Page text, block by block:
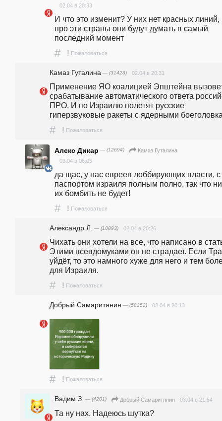
02.04 в 20:33
И что это изменит? У них нет красных линий,
про эти страны они будут думать в самый
последний момент
# ! Пожаловаться
Камaз Гутaлина — (31428) 02.04 в 20:31
Применение ЯО коалицией Эпштейна
срабатывание автоматического ответа
ПРО. И по Израилю полетят русские
гиперзвуковые ракеты с ядерными
# ! Пожаловаться
Алекс Дикар — (12694)
Камaз Гутaлина
03.04 в 06:05
да щас, у нас евреев лоббирующих власти, с
паспортом израиля полным полно, так что
их бомбить не будет!
# ! Пожаловаться
Александр Л. — (10893) 02.04 в 20:26
Чихать они хотели на все, что написано в
Этими псевдомуками он не страдает. Если
уйдёт, то это намного хуже для него и тем
для Израиля.
# ! Пожаловаться
Добрый Самаритянин — (58352) 02.04 в 20:13
# ! Пожаловаться
Вадим З. — (4201) Добрый Самаритянин 03.04 в 21:54
Та ну нах. Надеюсь шутка?